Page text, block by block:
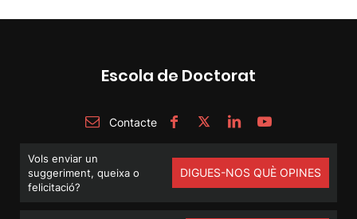
Escola de Doctorat
Contacte
Vols enviar un
suggeriment, queixa o
felicitació?
DIGUES-NOS QUÈ OPINES